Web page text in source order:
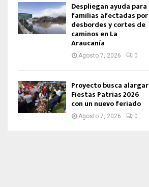
Despliegan ayuda para
familias afectadas por
desbordes y cortes de
caminos en La
Araucanía
Agosto 7, 2026 0
Proyecto busca alargar
Fiestas Patrias 2026
con un nuevo feriado
Agosto 7, 2026 0